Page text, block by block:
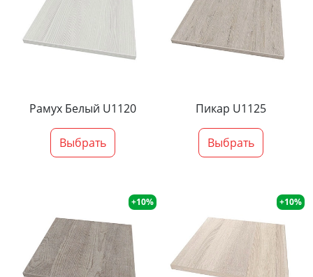
Рамух Белый U1120
Выбрать
Пикар U1125
Выбрать
+10% +10%